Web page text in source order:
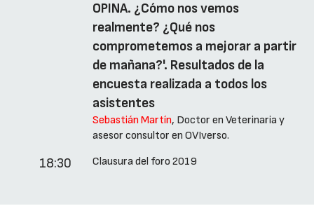
OPINA. ¿Cómo nos vemos
realmente? ¿Qué nos
comprometemos a mejorar a partir
de mañana?'. Resultados de la
encuesta realizada a todos los
asistentes
Sebastián Martín, Doctor en Veterinaria y
asesor consultor en OVIverso.
18:30 Clausura del foro 2019